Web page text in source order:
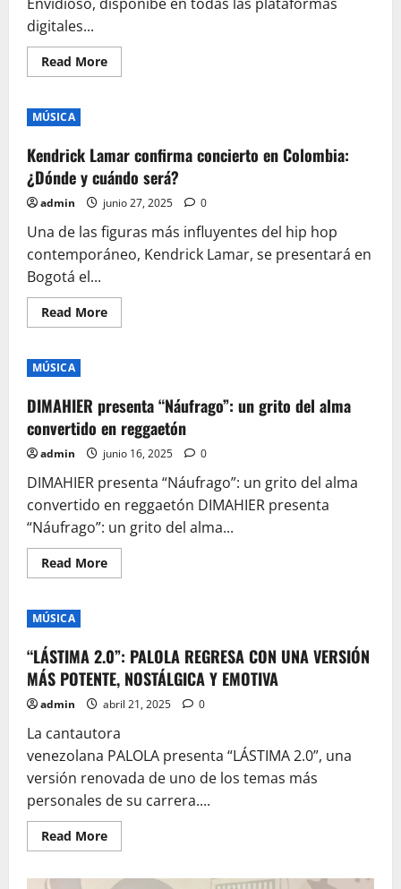
digitales...
Read MoreRead
more
POEMAS
–
Envidioso
MÚSICA
Kendrick Lamar confirma concierto en Colombia:
¿Dónde y cuándo será?
admin junio 27, 2025 0
Una de las figuras más influyentes del hip hop
contemporáneo, Kendrick Lamar, se presentará en
Bogotá el...
Read MoreRead
more
en
Colombia:
¿Dónde
y
cuándo
será?
MÚSICA
DIMAHIER presenta “Náufrago”: un grito del alma
convertido en reggaetón
admin junio 16, 2025 0
DIMAHIER presenta “Náufrago”: un grito del alma
convertido en reggaetón DIMAHIER presenta
“Náufrago”: un grito del alma...
Read MoreRead
more
grito
del
alma
convertido
en
reggaetón
MÚSICA
“LÁSTIMA 2.0”: PALOLA REGRESA CON UNA VERSIÓN
MÁS POTENTE, NOSTÁLGICA Y EMOTIVA
admin abril 21, 2025 0
La cantautora
venezolana PALOLA presenta “LÁSTIMA 2.0”, una
versión renovada de uno de los temas más
personales de su carrera....
Read MoreRead
more
2.0”: